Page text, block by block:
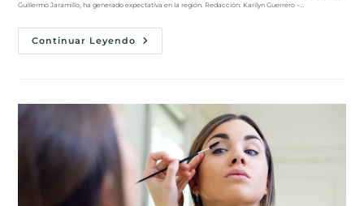
Guillermo Jaramillo, ha generado expectativa en la región. Redacción: Karilyn Guerrero –…
Continuar Leyendo